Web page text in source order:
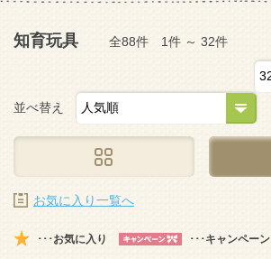
知育玩具 全88件 1件 ～ 32件
並べ替え
お気に入り一覧へ
･･･お気に入り ･･･キャンペーン